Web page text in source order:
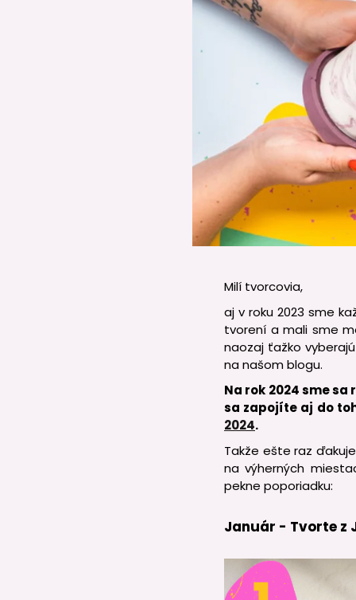
Milí tvorcovia,
aj v roku 2023 sme
tvorení a mali sme
naozaj ťažko
na našom blogu.
Na rok 2024 sme
sa zapojíte aj do
2024.
Takže ešte raz
na výherných
pekne poporiadku:
Január - Tvorte z